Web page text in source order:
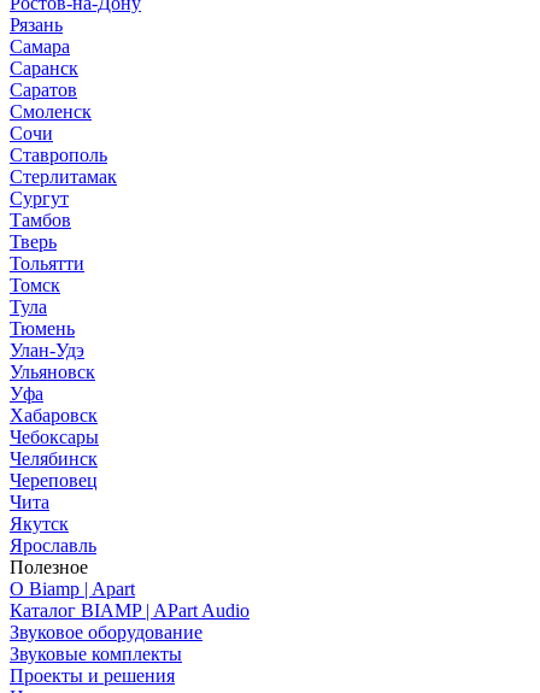
Рязань
Самара
Саранск
Саратов
Смоленск
Сочи
Ставрополь
Стерлитамак
Сургут
Тамбов
Тверь
Тольятти
Томск
Тула
Тюмень
Улан-Удэ
Ульяновск
Уфа
Хабаровск
Чебоксары
Челябинск
Череповец
Чита
Якутск
Ярославль
Полезное
О Biamp | Apart
Каталог BIAMP | APart Audio
Звуковое оборудование
Звуковые комплекты
Проекты и решения